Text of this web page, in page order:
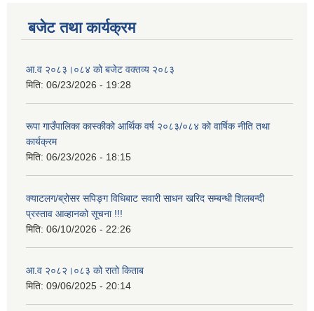
बजेट तथा कार्यक्रम
आ.व २०८३।०८४ को बजेट वक्तव्य २०८३
मिति: 06/23/2026 - 19:28
रूपा गाउँपालिका कास्कीको आर्थिक वर्ष २०८३/०८४ को वार्षिक नीति तथा
कार्यक्रम
मिति: 06/23/2026 - 18:15
क्याटलग/ब्रोसर सपिङ्ग विधिबाट सवारी साधन खरिद सम्बन्धी शिलबन्दी
प्रस्ताव आव्हानको सूचना !!!
मिति: 06/10/2026 - 22:26
आ.व २०८२।०८३ को रातो किताब
मिति: 09/06/2025 - 20:14